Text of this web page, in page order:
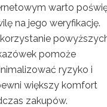
warto
na jego weryfikację.
pomoże
ryzyko i
większy komfort
zakupów.